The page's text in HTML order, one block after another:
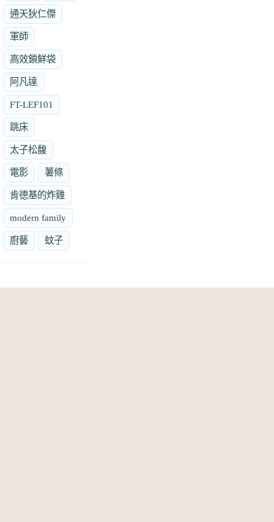
通天狄仁傑
軍師
高效鎖鮮袋
阿凡達
FT-LEF101
跳床
太子松馥
電影 薯條
肯德基的炸雞
modern family
廚藝 蚊子